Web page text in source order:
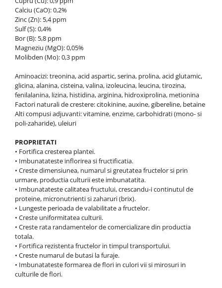
Calciu (CaO): 0,2%
Zinc (Zn): 5,4 ppm
Sulf (S): 0,4%
Bor (Β): 5,8 ppm
Magneziu (MgO): 0,05%
Molibden (Μο): 0,3 ppm
Aminoacizi: treonina, acid aspartic, serina, prolina, acid glutamic,
glicina, alanina, cisteina, valina, izoleucina, leucina, tirozina,
fenilalanina, lizina, histidina, arginina, hidroxiprolina, metionina
Factori naturali de crestere: citokinine, auxine, gibereline, betaine
Alti compusi adjuvanti: vitamine, enzime, carbohidrati (mono- si
poli-zaharide), uleiuri
PROPRIETATI
• Fortifica cresterea plantei.
• Imbunatateste inflorirea si fructificatia.
• Creste dimensiunea, numarul si greutatea fructelor si prin
urmare, productia culturii este imbunatatita.
• Imbunatateste calitatea fructului, crescandu-i continutul de
proteine, micronutrienti si zaharuri (brix).
• Lungeste perioada de valabilitate a fructelor.
• Creste uniformitatea culturii.
• Creste rata randamentelor de comercializare din productia
totala.
• Fortifica rezistenta fructelor in timpul transportului.
• Creste numarul de butasi la furaje.
• Imbunatateste formarea de flori in culori vii si mirosuri in
culturile de flori.